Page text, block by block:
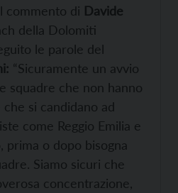
commento di Davide
della Dolomiti
le parole del
“Sicuramente un avvio
squadre che non hanno
si candidano ad
come Reggio Emilia e
prima o dopo bisogna
Siamo sicuri che
concentrazione,